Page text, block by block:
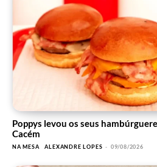
Poppys levou os seus
Cacém
NA MESA ALEXANDRE LOPES - 09/08/2026